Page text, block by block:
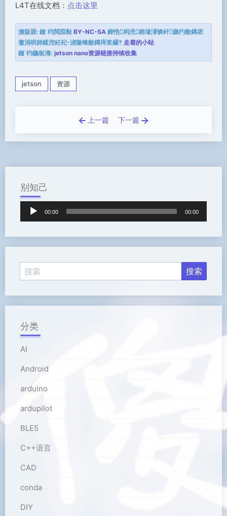
L4T在线文档： 点击这里
澹版槑: 鏈枃閲囩敤 BY-NC-SA 鍗忚杩涜鎺堟潈锛屽鏃犳敞鏄庡
潎涓哄師鍒涳紝杞浇璇锋敞鏄庤浆鑷? 走着的小站
鏈枃鍦板潃: jetson nano资源链接持续收集
jetson 资源
上一篇 下一篇
别知己
放
00:00 00:00
分类
AI
Android
arduino
ardupilot
BLE5
C++语言
CAD
conda
DIY